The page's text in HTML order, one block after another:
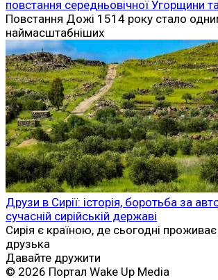
повстання середньовічної Угорщини
Повстання Дожі 1514 року стало
наймасштабніших
Друзи в Сирії: історія, боротьба за
сучасній сирійській державі
Сирія є країною, де сьогодні
друзька
Давайте дружити
© 2026 Портал Wake Up Media